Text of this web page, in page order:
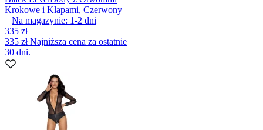
Krokowe i Klapami, Czerwony
Na magazynie: 1-2 dni
335 zł
335 złNajniższa cena za ostatnie
30 dni.